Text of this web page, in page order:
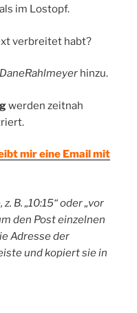
im Lostopf.
verbreitet habt?
hinzu.
werden zeitnah
mir eine Email mit
B. „10:15“ oder „vor
den Post einzelnen
Adresse der
und kopiert sie in